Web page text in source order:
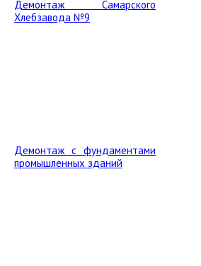
Демонтаж Самарского
Хлебзавода №9
Демонтаж с фундаментами
промышленных зданий